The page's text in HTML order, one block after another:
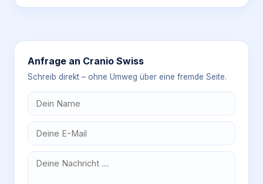
Anfrage an Cranio Swiss
Schreib direkt – ohne Umweg über eine fremde Seite.